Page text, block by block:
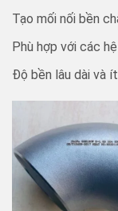
Tạo mối nối bền
Phù hợp với các
Độ bền lâu dài và